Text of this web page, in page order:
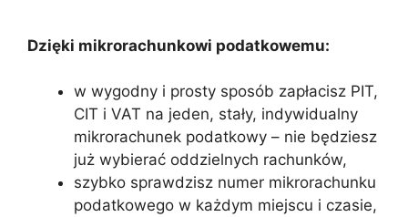
Dzięki mikrorachunkowi podatkowemu:
w wygodny i prosty sposób zapłacisz PIT,
CIT i VAT na jeden, stały, indywidualny
mikrorachunek podatkowy – nie będziesz
już wybierać oddzielnych rachunków,
szybko sprawdzisz numer mikrorachunku
podatkowego w każdym miejscu i czasie,